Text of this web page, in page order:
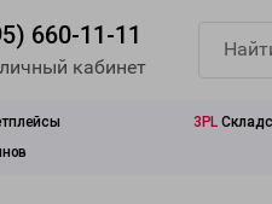
660-11-11
кабинет
3PL